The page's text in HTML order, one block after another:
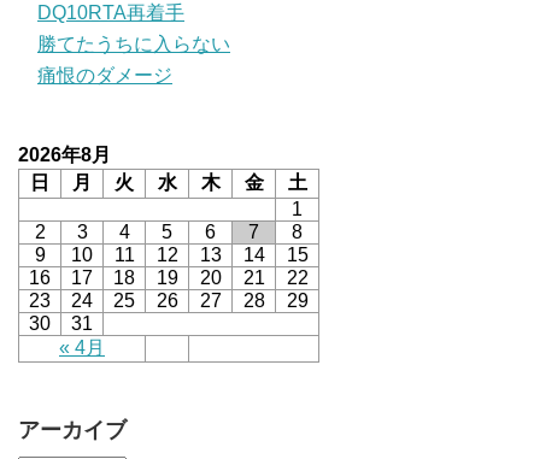
DQ10RTA再着手
勝てたうちに入らない
痛恨のダメージ
2026年8月
日
月 火 水 木 金 土
« 4月
1
2
3 4 5 6 7
8
9
10 11 12 13 14
15
16
17 18 19 20 21
22
23
24 25 26 27 28
29
30
31
アーカイブ